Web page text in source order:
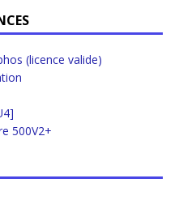
(licence valide)
500V2+